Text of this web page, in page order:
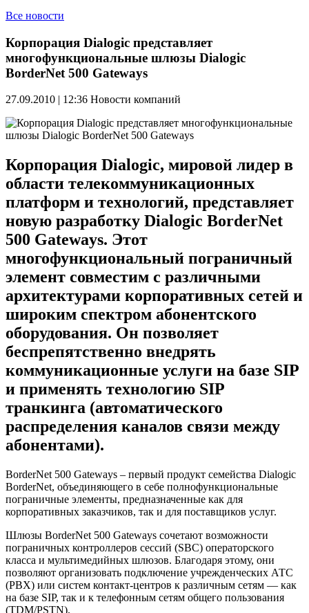
Все новости
Корпорация Dialogic представляет
многофункциональные шлюзы Dialogic
BorderNet 500 Gateways
27.09.2010 | 12:36 Новости компаний
Корпорация Dialogic, мировой лидер в
области телекоммуникационных
платформ и технологий, представляет
новую разработку Dialogic BorderNet
500 Gateways. Этот
многофункциональный пограничный
элемент совместим с различными
архитектурами корпоративных сетей и
широким спектром абонентского
оборудования. Он позволяет
беспрепятственно внедрять
коммуникационные услуги на базе SIP
и применять технологию SIP
транкинга (автоматического
распределения каналов связи между
абонентами).
BorderNet 500 Gateways – первый продукт семейства Dialogic
BorderNet, объединяющего в себе полнофункциональные
пограничные элементы, предназначенные как для
корпоративных заказчиков, так и для поставщиков услуг.
Шлюзы BorderNet 500 Gateways сочетают возможности
пограничных контроллеров сессий (SBC) операторского
класса и мультимедийных шлюзов. Благодаря этому, они
позволяют организовать подключение учрежденческих АТС
(PBX) или систем контакт-центров к различным сетям — как
на базе SIP, так и к телефонным сетям общего пользования
(TDM/PSTN).